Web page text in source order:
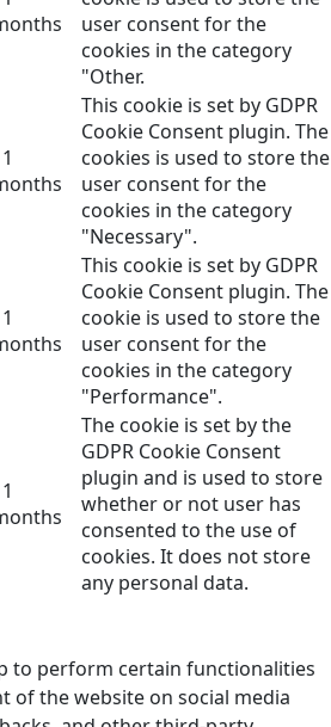
user consent for the
cookies in the category
"Other.
This cookie is set by GDPR
Cookie Consent plugin. The
cookies is used to store the
user consent for the
cookies in the category
"Necessary".
This cookie is set by GDPR
Cookie Consent plugin. The
cookie is used to store the
user consent for the
cookies in the category
"Performance".
The cookie is set by the
GDPR Cookie Consent
plugin and is used to store
whether or not user has
consented to the use of
cookies. It does not store
any personal data.
to perform certain functionalities
of the website on social media